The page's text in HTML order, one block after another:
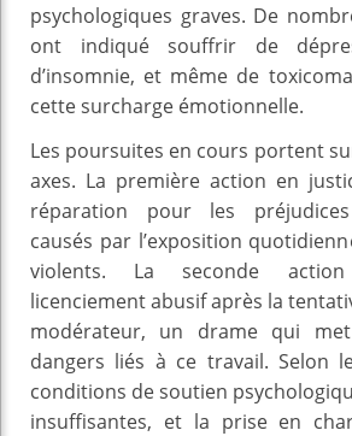
psychologiques graves. De
ont indiqué souffrir de
d’insomnie, et même de
cette surcharge émotionnelle.
Les poursuites en cours portent
axes. La première action en
réparation pour les préjudices
causés par l’exposition
violents. La seconde
licenciement abusif après la
modérateur, un drame qui
dangers liés à ce travail. Selon
conditions de soutien
insuffisantes, et la prise en